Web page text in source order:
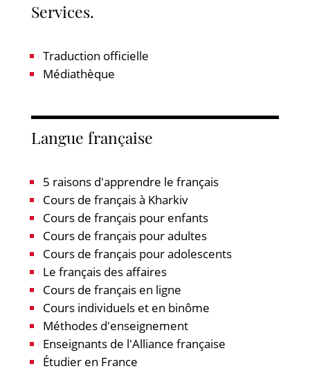
Services.
Traduction officielle
Médiathèque
Langue française
5 raisons d'apprendre le français
Cours de français à Kharkiv
Cours de français pour enfants
Cours de français pour adultes
Cours de français pour adolescents
Le français des affaires
Cours de français en ligne
Cours individuels et en binôme
Méthodes d'enseignement
Enseignants de l'Alliance française
Étudier en France